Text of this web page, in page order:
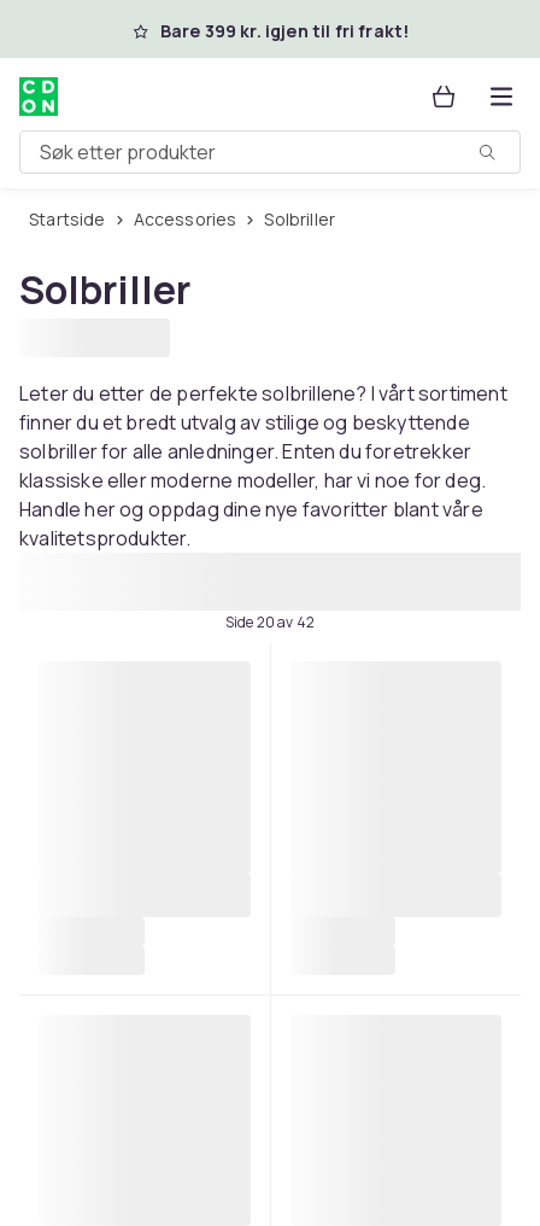
Hopp til hovedinnholdBare 399 kr. igjen til fri frakt!
Søk etter produkter
Startside Accessories Solbriller
Solbriller
Leter du etter de perfekte solbrillene? I vårt sortiment
finner du et bredt utvalg av stilige og beskyttende
solbriller for alle anledninger. Enten du foretrekker
klassiske eller moderne modeller, har vi noe for deg.
Handle her og oppdag dine nye favoritter blant våre
kvalitetsprodukter.
Side 20 av 42